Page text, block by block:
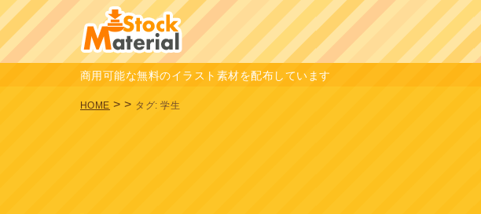
商用可能な無料のイラスト素材を配布しています
HOME >> タグ:学生